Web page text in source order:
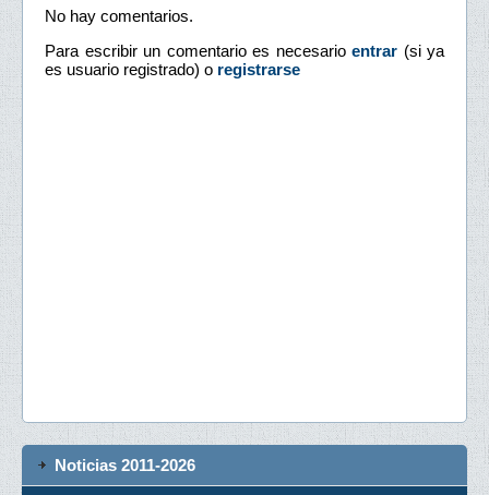
No hay comentarios.
Para escribir un comentario es necesario entrar (si ya
es usuario registrado) o registrarse
Noticias 2011-2026